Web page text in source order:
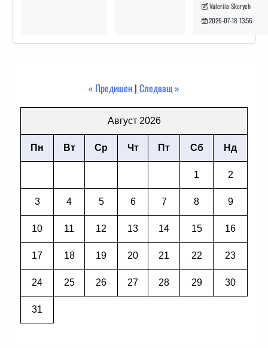
Valeriia Skorych
2026-07-18 13:56
« Предишен | Следващ »
Август 2026
Пн Вт Ср Чт Пт Сб Нд
1 2
3 4 5 6 7 8 9
10 11 12 13 14 15 16
17 18 19 20 21 22 23
24 25 26 27 28 29 30
31